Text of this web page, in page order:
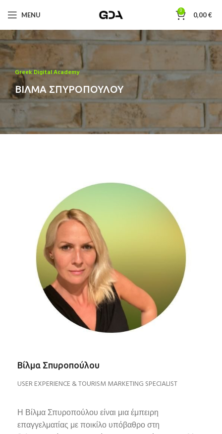
MENU 0 0,00€
Greek Digital Academy
ΒΙΛΜΑ ΣΠΥΡΟΠΟΥΛΟΥ
Βίλμα Σπυροπούλου
USER EXPERIENCE & TOURISM MARKETING SPECIALIST
Η Βίλμα Σπυροπούλου είναι μια έμπειρη
επαγγελματίας με ποικίλο υπόβαθρο στη